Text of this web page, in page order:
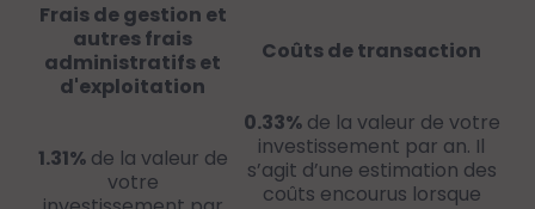
Frais de gestion et
autres frais
administratifs et
d'exploitation
Coûts de transaction
1.31%de la valeur de
votre
0.33%de la valeur de votre
investissement par an. Il
s’agit d’une estimation des
coûts encourus lorsque